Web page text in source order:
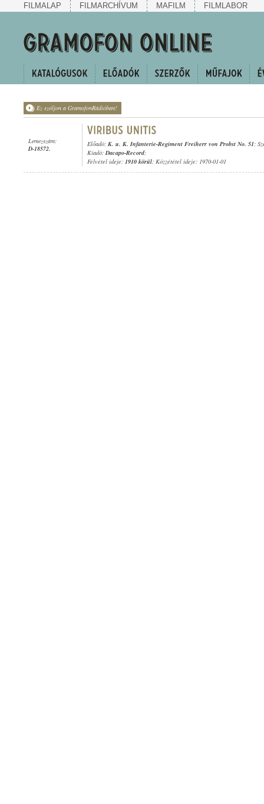
FILMALAP FILMARCHÍVUM MAFILM FILMLABOR
Ez szóljon a GramofonRádióban!
Lemezszám:
D-18572.
Előadó: K. u. K. Infanterie-Regiment Freiherr von Probst No. 51;
Kiadó:Dacapo-Record;
Felvétel ideje: 1910 körül; Közzététel ideje: 1970-01-01